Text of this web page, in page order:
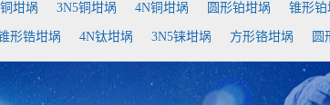
坩埚 3N5铜坩埚 4N铜坩埚 圆形铂坩埚 锥形铂
形锆坩埚 4N钛坩埚 3N5铼坩埚 方形铬坩埚 圆